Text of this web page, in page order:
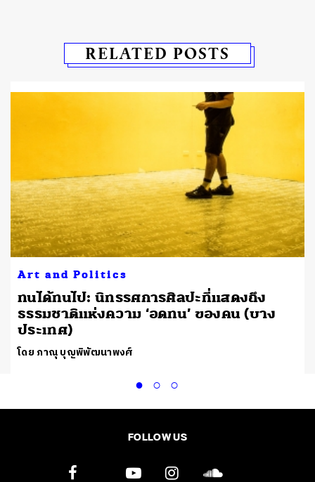
RELATED POSTS
Art and Politics
ทนได้ทนไป: นิทรรศการศิลปะที่แสดงถึง
ธรรมชาติแห่งความ ‘อดทน’ ของคน (บาง
ประเทศ)
โดย ภาณุ บุญพิพัฒนาพงศ์
FOLLOW US